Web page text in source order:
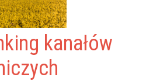
kanałów